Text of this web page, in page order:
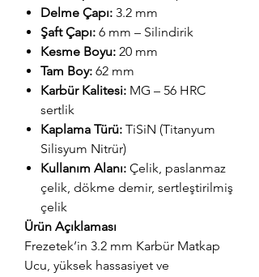
Delme Çapı: 3.2 mm
Şaft Çapı: 6 mm – Silindirik
Kesme Boyu: 20 mm
Tam Boy: 62 mm
Karbür Kalitesi: MG – 56 HRC
sertlik
Kaplama Türü: TiSiN (Titanyum
Silisyum Nitrür)
Kullanım Alanı: Çelik, paslanmaz
çelik, dökme demir, sertleştirilmiş
çelik
Ürün Açıklaması
Frezetek’in 3.2 mm Karbür Matkap
Ucu, yüksek hassasiyet ve